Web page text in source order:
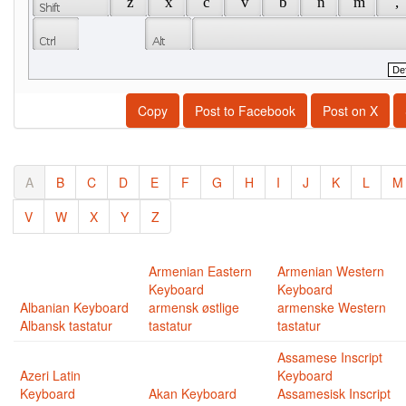
Copy Post to Facebook Post on X
A B C D E F G H I J K L
M
V
W X Y Z
Albanian Keyboard
Albansk tastatur
Armenian Eastern
Keyboard
armensk østlige
tastatur
Armenian Western
Keyboard
armenske Western
tastatur
Azeri Latin
Keyboard
Akan Keyboard
Assamese Inscript
Keyboard
Assamesisk Inscript